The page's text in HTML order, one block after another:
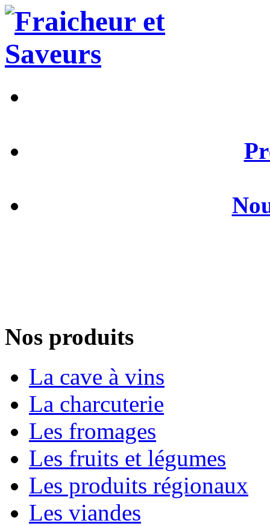
Nos produits
La cave à vins
La charcuterie
Les fromages
Les fruits et légumes
Les produits régionaux
Les viandes